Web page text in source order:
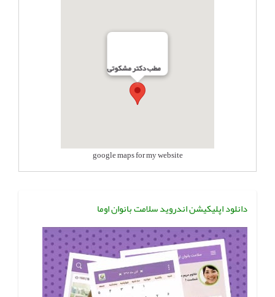
مطب دکتر مشکوتی
google maps for my website
دانلود اپلیکیشن اندروید سلامت بانوان اوما